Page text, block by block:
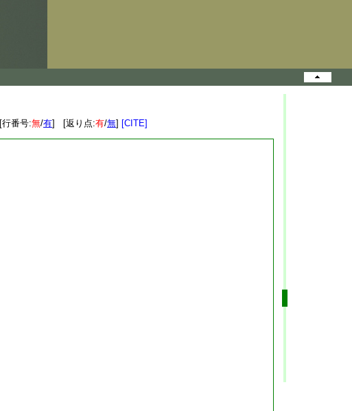
[行番号:無/有] [返り点:有/無] [CITE]